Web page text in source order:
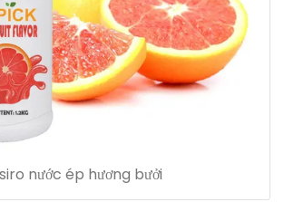
siro nước ép hương bưởi